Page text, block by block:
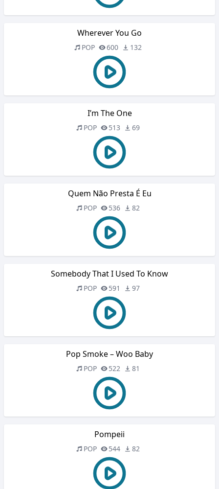
Wherever You Go
POP 600 132
I’m The One
POP 513 69
Quem Não Presta É Eu
POP 536 82
Somebody That I Used To Know
POP 591 97
Pop Smoke – Woo Baby
POP 522 81
Pompeii
POP 544 82